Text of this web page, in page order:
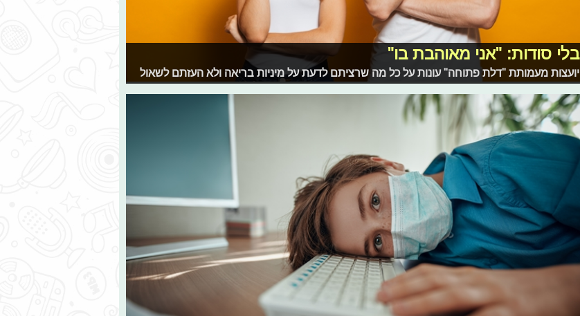
בלי סודות: "אני מאוהבת בו"
יועצות מעמותת "דלת פתוחה" עונות על כל מה שרציתם לדעת על מיניות בריאה ולא העזתם לשאול